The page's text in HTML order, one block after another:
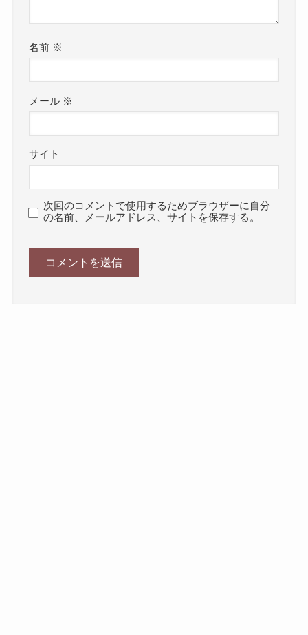
名前 ※
メール ※
サイト
次回のコメントで使用するためブラウザーに自分
の名前、メールアドレス、サイトを保存する。